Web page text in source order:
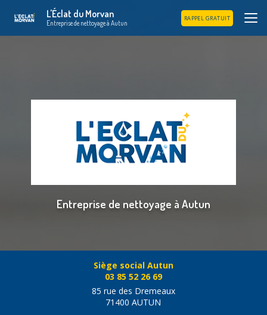
principal
L'Éclat du Morvan
Entreprise de nettoyage à Autun
RAPPEL GRATUIT
Entreprise de nettoyage à Autun
Siège social Autun
03 85 52 26 69
85 rue des Dremeaux
71400 AUTUN